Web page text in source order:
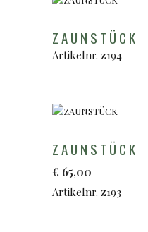
ZAUNSTÜCK
Artikelnr. z194
ZAUNSTÜCK
€ 65,00
Artikelnr. z193